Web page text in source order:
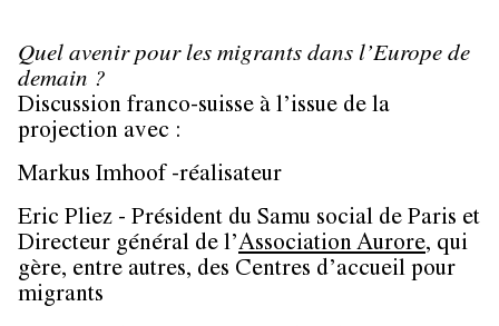
Quel avenir pour les migrants dans l’Europe de
demain ?
Discussion franco-suisse à l’issue de la
projection avec :
Markus Imhoof -réalisateur
Eric Pliez - Président du Samu social de Paris et
Directeur général de l’Association Aurore, qui
gère, entre autres, des Centres d’accueil pour
migrants